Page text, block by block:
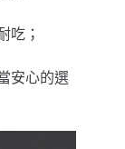
吃；
安心的選